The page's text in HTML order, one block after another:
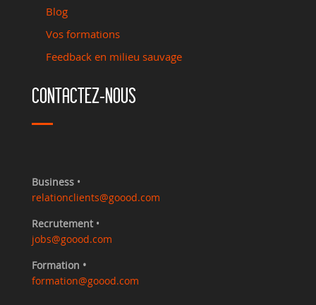
Blog
Vos formations
Feedback en milieu sauvage
CONTACTEZ-NOUS
Business •
relationclients@goood.com
Recrutement •
jobs@goood.com
Formation •
formation@goood.com